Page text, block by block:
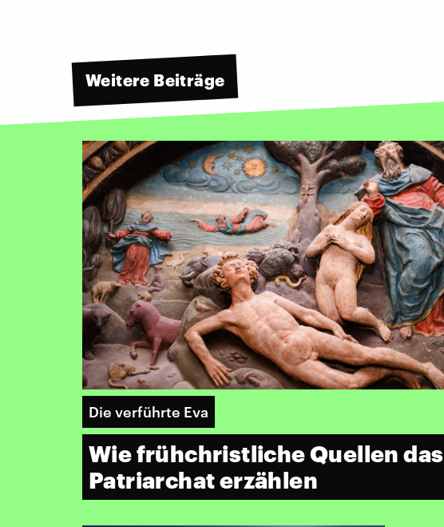
Weitere Beiträge
Die verführte Eva
Wie frühchristliche Quellen das
Patriarchat erzählen